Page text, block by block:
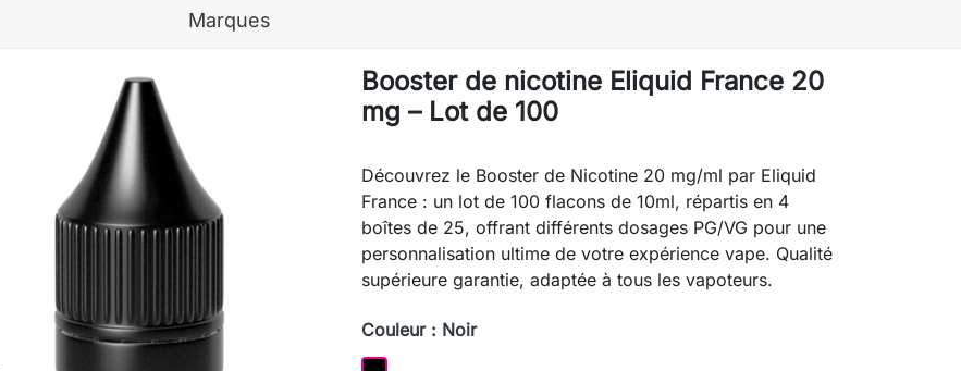
Marques
Booster de nicotine Eliquid France 20
mg – Lot de 100
Découvrez le Booster de Nicotine 20 mg/ml par Eliquid
France : un lot de 100 flacons de 10ml, répartis en 4
boîtes de 25, offrant différents dosages PG/VG pour une
personnalisation ultime de votre expérience vape. Qualité
supérieure garantie, adaptée à tous les vapoteurs.
Couleur : Noir
Noir